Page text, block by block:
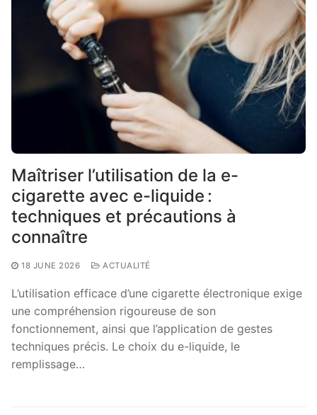
Maîtriser l’utilisation de la e-
cigarette avec e-liquide :
techniques et précautions à
connaître
18 JUNE 2026 ACTUALITÉ
L’utilisation efficace d’une cigarette électronique exige
une compréhension rigoureuse de son
fonctionnement, ainsi que l’application de gestes
techniques précis. Le choix du e-liquide, le
remplissage…